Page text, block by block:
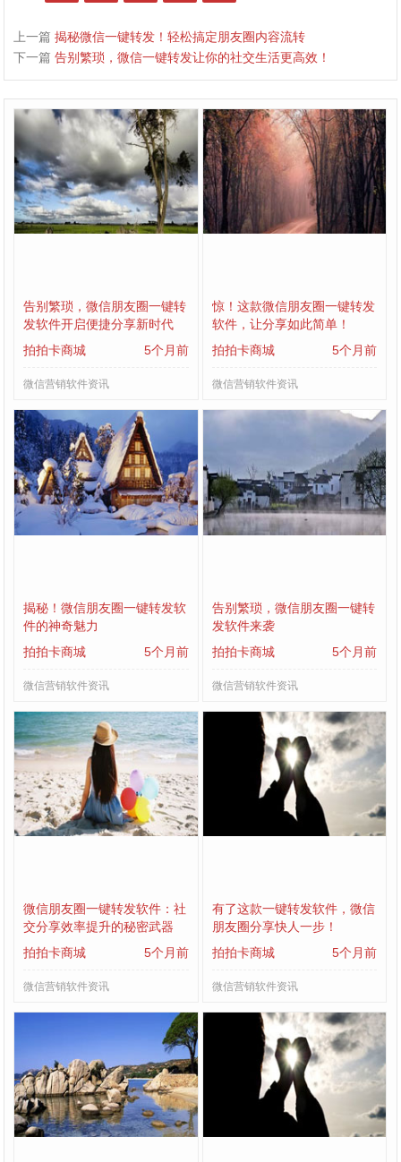
上一篇揭秘微信一键转发！轻松搞定朋友圈内容流转
下一篇告别繁琐，微信一键转发让你的社交生活更高效！
告别繁琐，微信朋友圈一键转
发软件开启便捷分享新时代
拍拍卡商城
5个月前
微信营销软件资讯
惊！这款微信朋友圈一键转发
软件，让分享如此简单！
拍拍卡商城
5个月前
微信营销软件资讯
揭秘！微信朋友圈一键转发软
件的神奇魅力
拍拍卡商城
5个月前
微信营销软件资讯
告别繁琐，微信朋友圈一键转
发软件来袭
拍拍卡商城
5个月前
微信营销软件资讯
微信朋友圈一键转发软件：社
交分享效率提升的秘密武器
拍拍卡商城
5个月前
微信营销软件资讯
有了这款一键转发软件，微信
朋友圈分享快人一步！
拍拍卡商城
5个月前
微信营销软件资讯